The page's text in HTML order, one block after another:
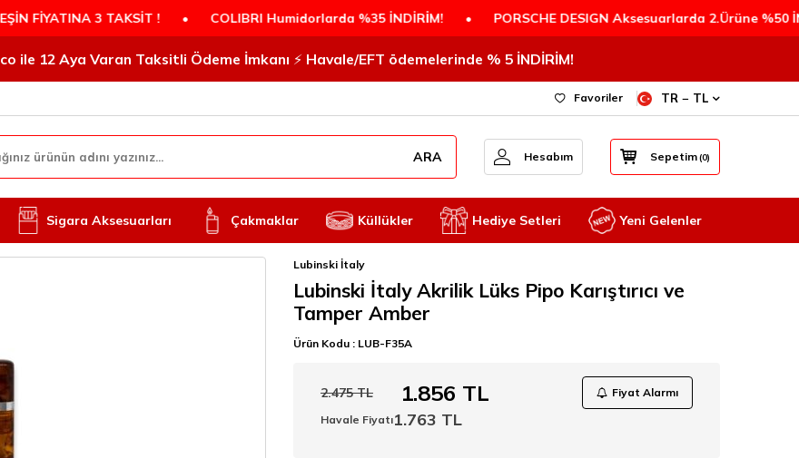
3 TAKSİT ! • COLIBRI Humidorlarda %35 İNDİRİM! • PORSCHE DESIGN Aksesuarlarda 2.Ürüne %50
ile 12 Aya Varan Taksitli Ödeme İmkanı ⚡️ Havale/EFT ödemelerinde % 5 İNDİRİM!
Favoriler TR − TL
ARA Hesabım Sepetim(0)
Sigara Aksesuarları Çakmaklar Küllükler Hediye Setleri Yeni Gelenler
Lubinski İtaly
Lubinski İtaly Akrilik Lüks Pipo Karıştırıcı ve
Tamper Amber
Ürün Kodu : LUB-F35A
2.475TL 1.856 TL
Fiyat Alarmı
Havale Fiyatı1.763 TL